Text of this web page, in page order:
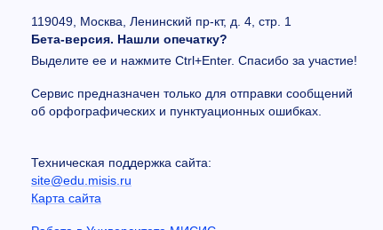
119049, Москва, Ленинский пр-кт, д. 4, стр. 1
Бета-версия. Нашли опечатку?
Выделите ее и нажмите Ctrl+Enter. Спасибо за участие!
Сервис предназначен только для отправки сообщений
об орфографических и пунктуационных ошибках.
Техническая поддержка сайта:
site@edu.misis.ru
Карта сайта